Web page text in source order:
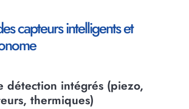
capteurs intelligents et
détection intégrés (piezo,
thermiques)